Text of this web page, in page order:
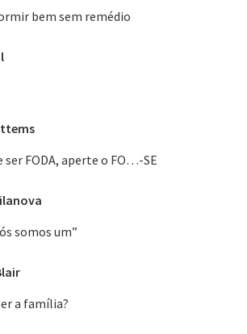
bem sem remédio
ser FODA, aperte o FO…-SE
somos um”
a família?